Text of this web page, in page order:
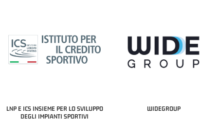
LNP E ICS INSIEME PER LO SVILUPPO
DEGLI IMPIANTI SPORTIVI
WIDEGROUP